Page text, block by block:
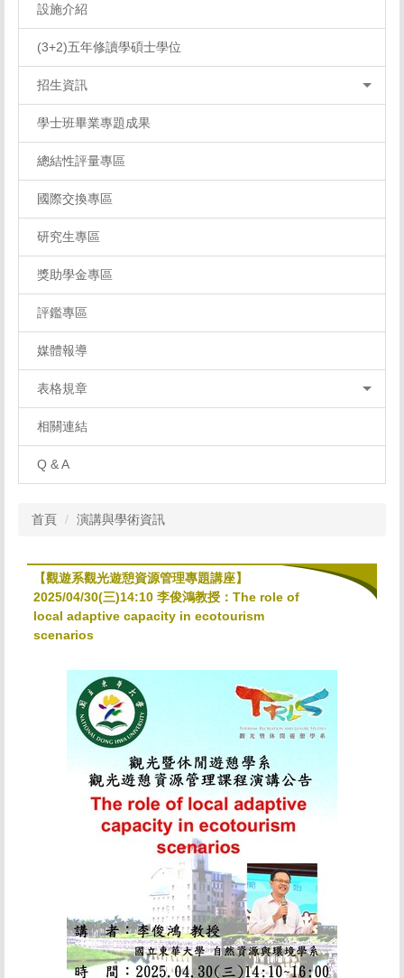
設施介紹
(3+2)五年修讀學碩士學位
招生資訊
學士班畢業專題成果
總結性評量專區
國際交換專區
研究生專區
獎助學金專區
評鑑專區
媒體報導
表格規章
相關連結
Q & A
首頁 演講與學術資訊
【觀遊系觀光遊憩資源管理專題講座】
2025/04/30(三)14:10 李俊鴻教授：The role of
local adaptive capacity in ecotourism
scenarios